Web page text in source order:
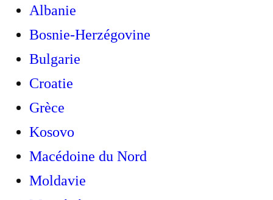
Albanie
Bosnie-Herzégovine
Bulgarie
Croatie
Grèce
Kosovo
Macédoine du Nord
Moldavie